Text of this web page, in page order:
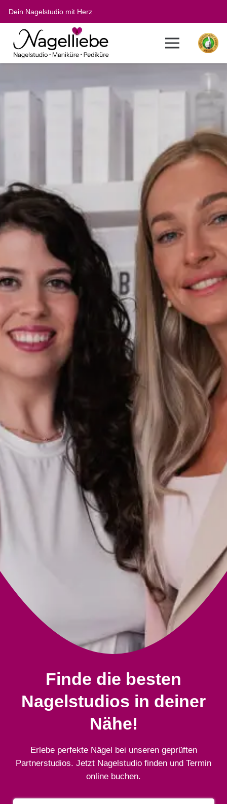
Dein Nagelstudio mit Herz
Finde die besten
Nagelstudios in deiner
Nähe!
Erlebe perfekte Nägel bei unseren geprüften
Partnerstudios. Jetzt Nagelstudio finden und Termin
online buchen.